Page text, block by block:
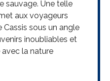
sauvage. Une telle
aux voyageurs
Cassis sous un angle
inoubliables et
la nature